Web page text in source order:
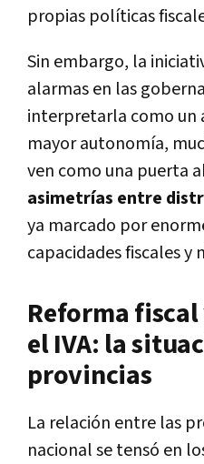
propias políticas
Sin embargo, la
alarmas en las
interpretarla como un
mayor autonomía,
ven como una puerta
asimetrías entre
ya marcado por
capacidades fiscales y
Reforma
el IVA: la
provincias
La relación entre las
nacional se tensó en